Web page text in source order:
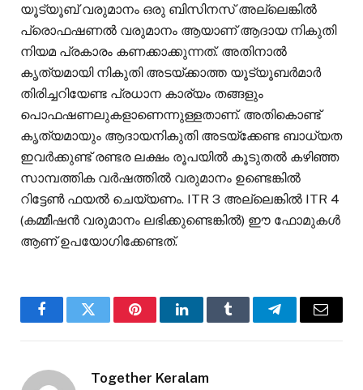
യൂട്യൂബ് വരുമാനം ഒരു ബിസിനസ് അല്ലെങ്കില്‍
പ്രൊഫഷണല്‍ വരുമാനം ആയാണ് ആദായ നികുതി
നിയമ പ്രകാരം കണക്കാക്കുന്നത്. അതിനാല്‍
കൃത്യമായി നികുതി അടയ്ക്കാത്ത യൂട്യൂബര്‍മാര്‍
തിരിച്ചറിയേണ്ട പ്രധാന കാര്യം തങ്ങളും
പൊഫഷണലുകളാണെന്നുള്ളതാണ്. അതികൊണ്ട്
കൃത്യമായും ആദായനികുതി അടയ്‌ക്കേണ്ട ബാധ്യത
ഇവര്‍ക്കുണ്ട് രണ്ടര ലക്ഷം രൂപയില്‍ കൂടുതല്‍ കഴിഞ്ഞ
സാമ്പത്തിക വര്‍ഷത്തില്‍ വരുമാനം ഉണ്ടെങ്കില്‍
റിട്ടേണ്‍ ഫയല്‍ ചെയ്യണം. ITR 3 അല്ലെങ്കില്‍ ITR 4
(കമ്മീഷന്‍ വരുമാനം ലഭിക്കുണ്ടെങ്കില്‍) ഈ ഫോമുകള്‍
ആണ് ഉപയോഗിക്കേണ്ടത്.
FacebookTwitter PinterestLinkedInTumblr TelegramEmail
Together Keralam